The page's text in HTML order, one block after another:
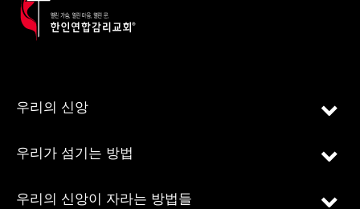
우리의 신앙
우리가 섬기는 방법
우리의 신앙이 자라는 방법들